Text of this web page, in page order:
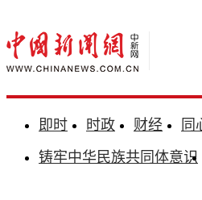
即时 时政 财经 同
铸牢中华民族共同体意识